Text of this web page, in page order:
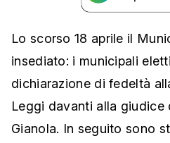
Lo scorso 18 aprile il
insediato: i municipali
dichiarazione di fedeltà
Leggi davanti alla giudice
Gianola. In seguito sono